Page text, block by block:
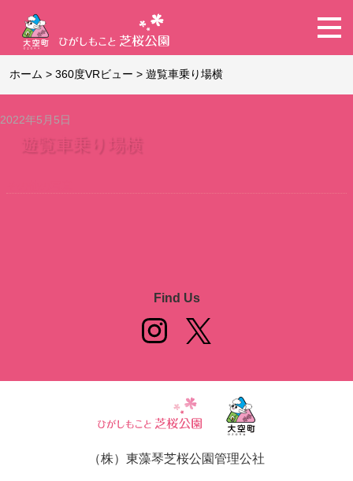
ホーム >360度VRビュー >遊覧車乗り場横
2022年5月5日
遊覧車乗り場横
Find Us
（株）東藻琴芝桜公園管理公社